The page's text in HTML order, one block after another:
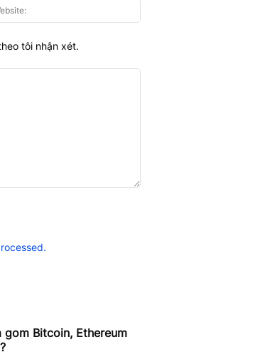
tôi nhận xét.
Bitcoin, Ethereum